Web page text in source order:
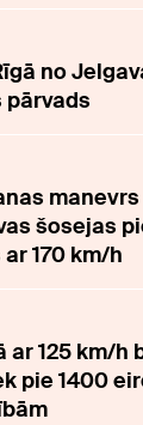
no
šosejas
170 km/h
ar 125 km/h
pie 1400